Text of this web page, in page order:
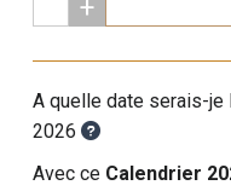
+
A quelle date serais-
2026
Avec ce Calendrier